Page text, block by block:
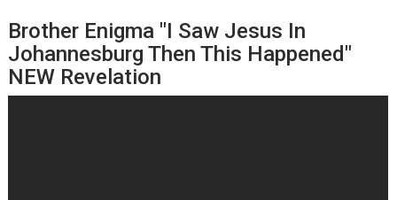
Brother Enigma "I Saw Jesus In
Johannesburg Then This Happened"
NEW Revelation